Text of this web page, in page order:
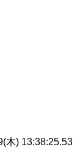
木) 13:38:25.53